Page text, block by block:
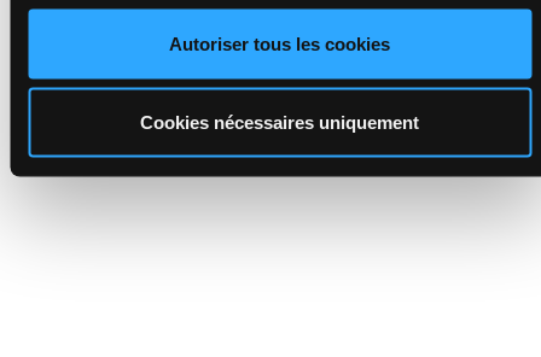
Autoriser tous les cookies
Cookies nécessaires uniquement